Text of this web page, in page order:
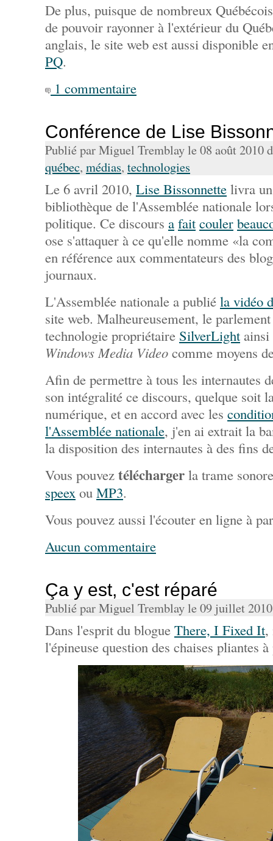
De plus, puisque de nombreux
de pouvoir rayonner à l'extérieur du
anglais, le site web est aussi disponible
PQ.
1 commentaire
Conférence de Lise
Publié par Miguel Tremblay le 08 août 2010
québec, médias, technologies
Le 6 avril 2010, Lise Bissonnette livra
bibliothèque de l'Assemblée nationale
politique. Ce discours a fait couler
ose s'attaquer à ce qu'elle nomme «la
en référence aux commentateurs des
journaux.
L'Assemblée nationale a publié la vidéo
site web. Malheureusement, le
technologie propriétaire SilverLightainsi
Windows Media Video comme moyens
Afin de permettre à tous les internautes
son intégralité ce discours, quelque soit
numérique, et en accord avec les
l'Assemblée nationale, j'en ai extrait la
la disposition des internautes à des fins
Vous pouvez télécharger la trame
speex ou MP3.
Vous pouvez aussi l'écouter en ligne à
Aucun commentaire
Ça y est, c'est réparé
Publié par Miguel Tremblay le 09 juillet
Dans l'esprit du blogue There, I Fixed It,
l'épineuse question des chaises pliantes